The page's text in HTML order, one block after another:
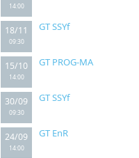
14:00
18/11
09:30
GT SSYf
15/10
14:00
GT PROG-MA
30/09
09:30
GT SSYf
24/09
14:00
GT EnR